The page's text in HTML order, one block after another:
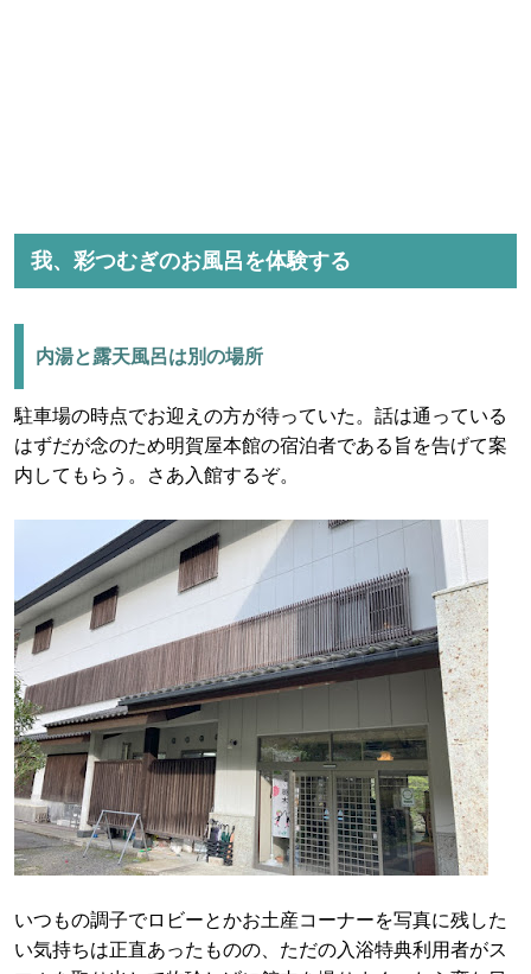
我、彩つむぎのお風呂を体験する
内湯と露天風呂は別の場所
駐車場の時点でお迎えの方が待っていた。話は通っている
はずだが念のため明賀屋本館の宿泊者である旨を告げて案
内してもらう。さあ入館するぞ。
いつもの調子でロビーとかお土産コーナーを写真に残した
い気持ちは正直あったものの、ただの入浴特典利用者がス